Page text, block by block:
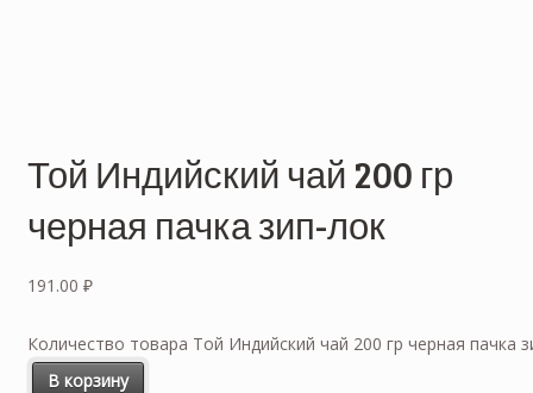
Той Индийский чай 200 гр
черная пачка зип-лок
191.00 ₽
Количество товара Той Индийский чай 200 гр черная пачка
В корзину